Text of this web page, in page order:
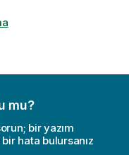
mu?
bir yazım
hata bulursanız